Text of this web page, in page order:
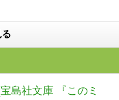
る
島社文庫 『このミ